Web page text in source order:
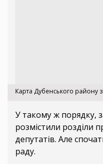
Карта Дубенського району
У такому ж порядку,
розмістили розділи
депутатів. Але
раду.